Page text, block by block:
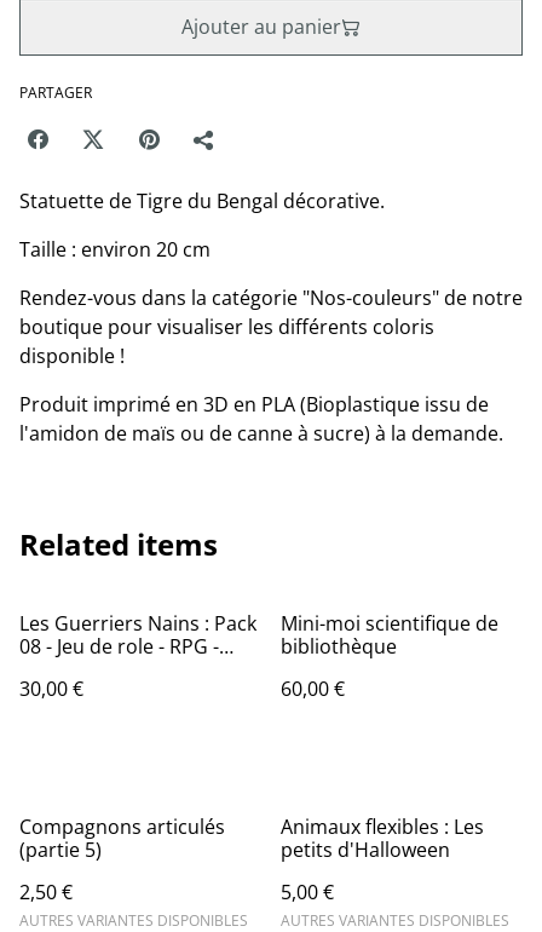
Ajouter au panier
PARTAGER
Statuette de Tigre du Bengal décorative.
Taille : environ 20 cm
Rendez-vous dans la catégorie "Nos-couleurs" de notre
boutique pour visualiser les différents coloris
disponible !
Produit imprimé en 3D en PLA (Bioplastique issu de
l'amidon de maïs ou de canne à sucre) à la demande.
Related items
Les Guerriers Nains : Pack
08 - Jeu de role - RPG -
30,00 €
Mini-moi scientifique de
bibliothèque
60,00 €
Compagnons articulés
(partie 5)
2,50 €
AUTRES VARIANTES DISPONIBLES
Animaux flexibles : Les
petits d'Halloween
5,00 €
AUTRES VARIANTES DISPONIBLES